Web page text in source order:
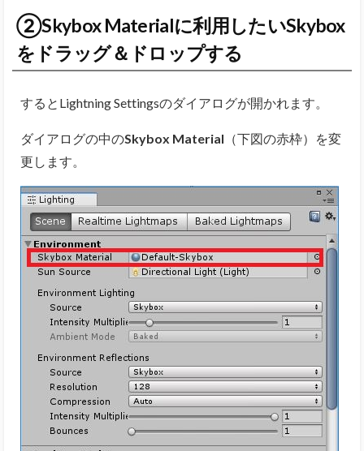
②Skybox Materialに利用したいSkybox
をドラッグ＆ドロップする
するとLightning Settingsのダイアログが開かれます。
ダイアログの中のSkybox Material （下図の赤枠）を変
更します。